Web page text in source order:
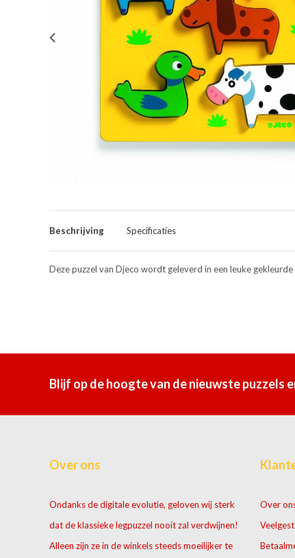
Beschrijving Specificaties
Deze puzzel van Djeco wordt geleverd in een leuke
Blijf op de hoogte van de nieuwste puzzels
Over ons
Ondanks de digitale evolutie, geloven wij sterk
dat de klassieke legpuzzel nooit zal verdwijnen!
Alleen zijn ze in de winkels steeds moeilijker te
Over